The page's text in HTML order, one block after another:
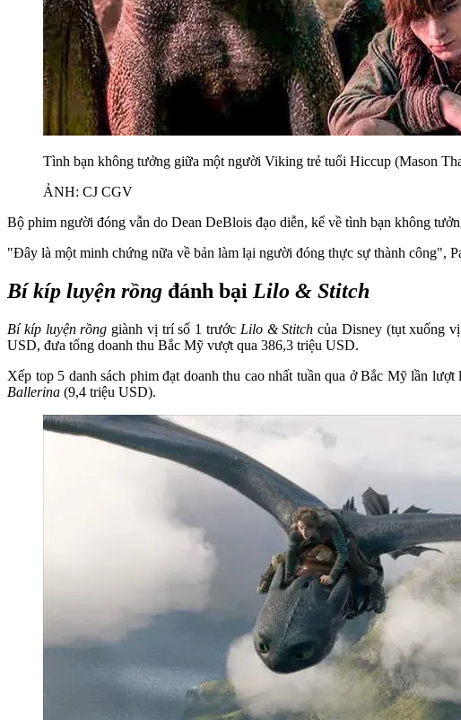
Tình bạn không tưởng giữa một người Viking trẻ tuổi Hiccup (Mason
ẢNH: CJ CGV
Bộ phim người đóng vẫn do Dean DeBlois đạo diễn, kể về tình bạn không
"Đây là một minh chứng nữa về bản làm lại người đóng thực sự thành công",
Bí kíp luyện rồng đánh bại Lilo & Stitch
Bí kíp luyện rồng giành vị trí số 1 trước Lilo & Stitch của Disney (tụt xuống
USD, đưa tổng doanh thu Bắc Mỹ vượt qua 386,3 triệu USD.
Xếp top 5 danh sách phim đạt doanh thu cao nhất tuần qua ở Bắc Mỹ lần lượt
Ballerina (9,4 triệu USD).